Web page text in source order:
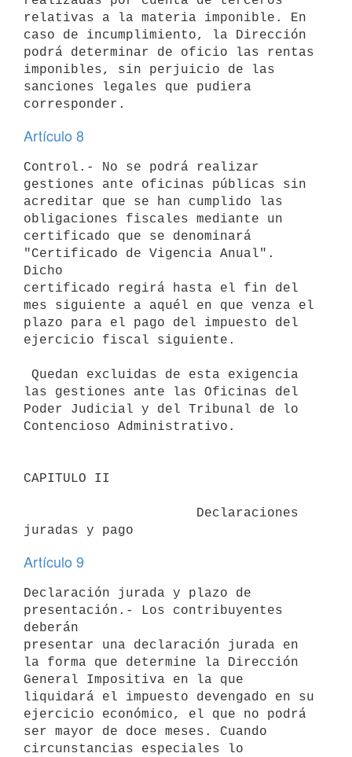
relativas a la materia imponible. En
caso de incumplimiento, la Dirección
podrá determinar de oficio las rentas
imponibles, sin perjuicio de las
sanciones legales que pudiera
Artículo 8
Control.- No se podrá realizar
gestiones ante oficinas públicas sin
acreditar que se han cumplido las
obligaciones fiscales mediante un
certificado que se denominará
"Certificado de Vigencia Anual".
Dicho
certificado regirá hasta el fin del
mes siguiente a aquél en que venza el
plazo para el pago del impuesto del
ejercicio fiscal siguiente.
las gestiones ante las Oficinas del
Poder Judicial y del Tribunal de lo
Contencioso Administrativo.
CAPITULO II
Artículo 9
Declaración jurada y plazo de
presentación.- Los contribuyentes
deberán
presentar una declaración jurada en
la forma que determine la Dirección
General Impositiva en la que
liquidará el impuesto devengado en su
ejercicio económico, el que no podrá
ser mayor de doce meses. Cuando
circunstancias especiales lo